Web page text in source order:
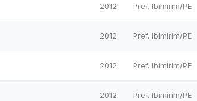
2012 Pref. Ibimirim/PE
2012 Pref. Ibimirim/PE
2012 Pref. Ibimirim/PE
2012 Pref. Ibimirim/PE